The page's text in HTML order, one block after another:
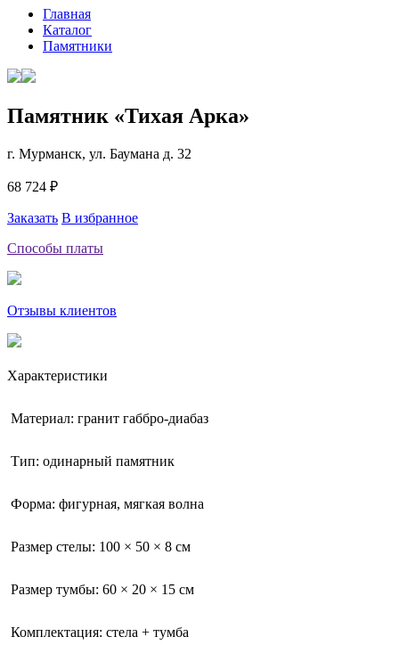
Главная
Каталог
Памятники
Памятник «Тихая Арка»
г. Мурманск, ул. Баумана д. 32
68 724 ₽
Заказать В избранное
Способы платы
Отзывы клиентов
Характеристики
Материал: гранит габбро-диабаз
Тип: одинарный памятник
Форма: фигурная, мягкая волна
Размер стелы: 100 × 50 × 8 см
Размер тумбы: 60 × 20 × 15 см
Комплектация: стела + тумба